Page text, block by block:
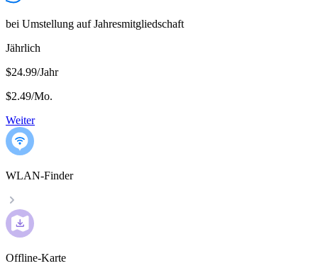
bei Umstellung auf Jahresmitgliedschaft
Jährlich
$24.99/Jahr
$2.49/Mo.
Weiter
WLAN-Finder
Offline-Karte